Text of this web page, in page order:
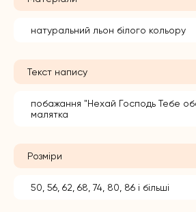
натуральний льон білого кольору
Текст напису
побажання "Нехай Господь Тебе
малятка
Розміри
50, 56, 62, 68, 74, 80, 86 і більші